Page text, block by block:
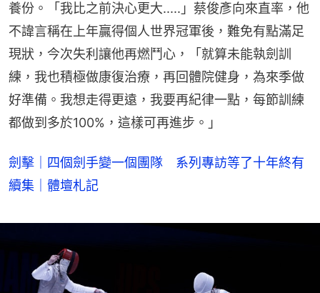
養份。「我比之前決心更大.....」蔡俊彥向來直率，他
不諱言稱在上年贏得個人世界冠軍後，難免有點滿足
現狀，今次失利讓他再燃鬥心，「就算未能執劍訓
練，我也積極做康復治療，再回體院健身，為來季做
好準備。我想走得更遠，我要再紀律一點，每節訓練
都做到多於100%，這樣可再進步。」
劍擊｜四個劍手變一個團隊 系列專訪等了十年終有
續集｜體壇札記